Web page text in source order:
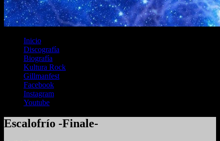
Inicio
Discografía
Biografía
Kultura Rock
Gillmanfest
Facebook
Instagram
Youtube
Escalofrío -Finale-